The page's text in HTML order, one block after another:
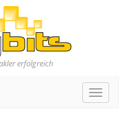
erfolgreich
Toggle